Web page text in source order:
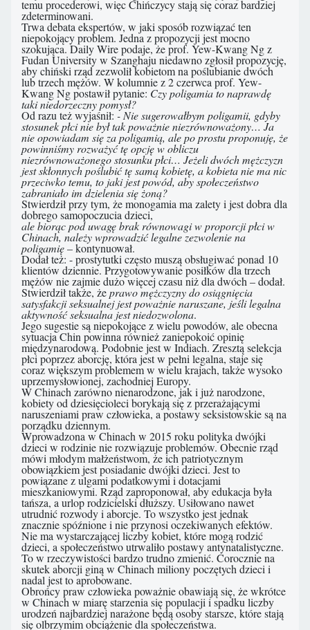
temu procederowi, więc Chińczycy stają się coraz bardziej
zdeterminowani.
Trwa debata ekspertów, w jaki sposób rozwiązać ten
niepokojący problem. Jedna z propozycji jest mocno
szokująca. Daily Wire podaje, że prof. Yew-Kwang Ng z
Fudan University w Szanghaju niedawno zgłosił propozycję,
aby chiński rząd zezwolił kobietom na poślubianie dwóch
lub trzech mężów. W kolumnie z 2 czerwca prof. Yew-
Kwang Ng postawił pytanie: Czy poligamia to naprawdę
taki niedorzeczny pomysł?
Od razu też wyjaśnił: - Nie sugerowałbym poligamii, gdyby
stosunek płci nie był tak poważnie niezrównoważony… Ja
nie opowiadam się za poligamią, ale po prostu proponuję, że
powinniśmy rozważyć tę opcję w obliczu
niezrównoważonego stosunku płci… Jeżeli dwóch mężczyzn
jest skłonnych poślubić tę samą kobietę, a kobieta nie ma nic
przeciwko temu, to jaki jest powód, aby społeczeństwo
zabraniało im dzielenia się żoną?
Stwierdził przy tym, że monogamia ma zalety i jest dobra dla
dobrego samopoczucia dzieci,
ale biorąc pod uwagę brak równowagi w proporcji płci w
Chinach, należy wprowadzić legalne zezwolenie na
poligamię– kontynuował.
Dodał też: - prostytutki często muszą obsługiwać ponad 10
klientów dziennie. Przygotowywanie posiłków dla trzech
mężów nie zajmie dużo więcej czasu niż dla dwóch – dodał.
Stwierdził także, żeprawo mężczyzny do osiągnięcia
satysfakcji seksualnej jest poważnie naruszane, jeśli legalna
aktywność seksualna jest niedozwolona.
Jego sugestie są niepokojące z wielu powodów, ale obecna
sytuacja Chin powinna również zaniepokoić opinię
międzynarodową. Podobnie jest w Indiach. Zresztą selekcja
płci poprzez aborcję, która jest w pełni legalna, staje się
coraz większym problemem w wielu krajach, także wysoko
uprzemysłowionej, zachodniej Europy.
W Chinach zarówno nienarodzone, jak i już narodzone,
kobiety od dziesięcioleci borykają się z przerażającymi
naruszeniami praw człowieka, a postawy seksistowskie są na
porządku dziennym.
Wprowadzona w Chinach w 2015 roku polityka dwójki
dzieci w rodzinie nie rozwiązuje problemów. Obecnie rząd
mówi młodym małżeństwom, że ich patriotycznym
obowiązkiem jest posiadanie dwójki dzieci. Jest to
powiązane z ulgami podatkowymi i dotacjami
mieszkaniowymi. Rząd zaproponował, aby edukacja była
tańsza, a urlop rodzicielski dłuższy. Usiłowano nawet
utrudnić rozwody i aborcje. To wszystko jest jednak
znacznie spóźnione i nie przynosi oczekiwanych efektów.
Nie ma wystarczającej liczby kobiet, które mogą rodzić
dzieci, a społeczeństwo utrwaliło postawy antynatalistyczne.
To w rzeczywistości bardzo trudno zmienić. Corocznie na
skutek aborcji giną w Chinach miliony poczętych dzieci i
nadal jest to aprobowane.
Obrońcy praw człowieka poważnie obawiają się, że wkrótce
w Chinach w miarę starzenia się populacji i spadku liczby
urodzeń najbardziej narażone będą osoby starsze, które stają
się olbrzymim obciążenie dla społeczeństwa.